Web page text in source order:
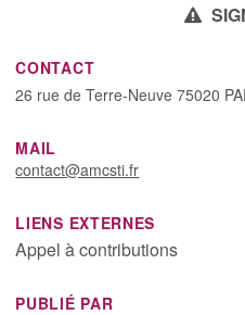
CONTACT
26 rue de Terre-Neuve 75020
MAIL
contact@amcsti.fr
LIENS EXTERNES
Appel à contributions
PUBLIÉ PAR